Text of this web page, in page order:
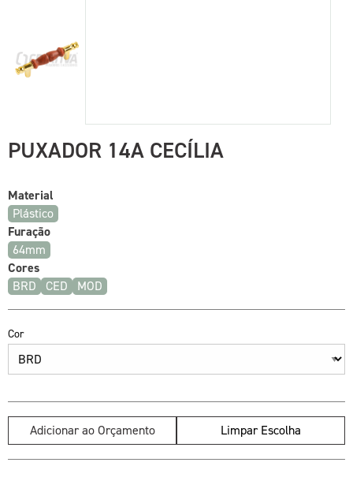
PUXADOR 14A CECÍLIA
Material
Plástico
Furação
64mm
Cores
BRD
CED MOD
Cor
Adicionar ao Orçamento Limpar Escolha